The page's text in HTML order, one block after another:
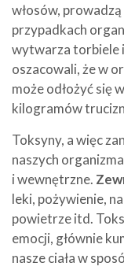
włosów,
przypadkach
wytwarza torbiele
oszacowali, że w
może odłożyć się
kilogramów
Toksyny, a więc
naszych
i wewnętrzne.
leki, pożywienie,
powietrze itd.
emocji, głównie
nasze ciała w